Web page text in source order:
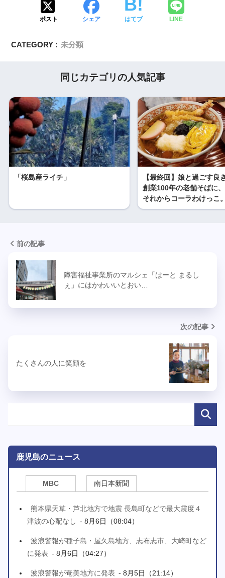
ポスト シェア はてブ LINE
CATEGORY : 未分類
同じカテゴリの人気記事
「桜島産ライチ」
【最終回】娘と過ごす良
創業100年の老舗そばに
それからコーラわけっこ
前の記事
障害福祉事業所のマルシェ「はーと まるし
ぇ」にはかわいいとおい…
次の記事
たくさんの人に笑顔を
鹿児島のニュース
MBC 南日本新聞
熊本県天草・芦北地方で地震 長島町などで最大震度４
津波の心配なし - 8月6日（08:04）
波浪警報が種子島・屋久島地方、志布志市、大崎町など
に発表 - 8月6日（04:27）
波浪警報が奄美地方に発表 - 8月5日（21:14）